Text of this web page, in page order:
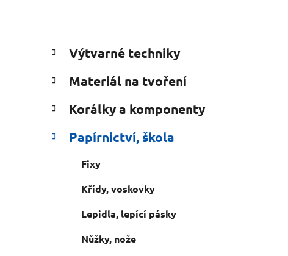
P
o
s
r
n
Přeskočit
kategorie
a
e
o
i
Výtvarné techniky
Materiál na tvoření
Korálky a komponenty
Papírnictví, škola
Fixy
Křídy, voskovky
Lepidla, lepící pásky
Nůžky, nože